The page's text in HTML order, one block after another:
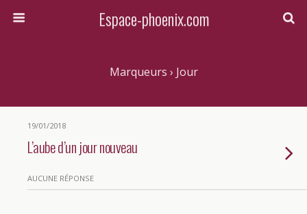
Espace-phoenix.com
Marqueurs › Jour
19/01/2018
L’aube d’un jour nouveau
AUCUNE RÉPONSE